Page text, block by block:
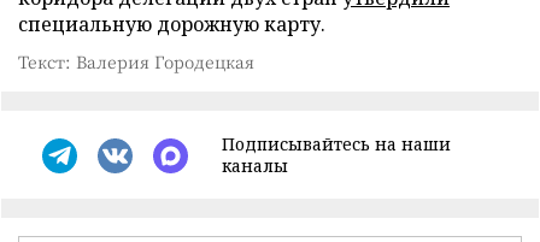
специальную дорожную карту.
Текст: Валерия Городецкая
Подписывайтесь на наши
каналы